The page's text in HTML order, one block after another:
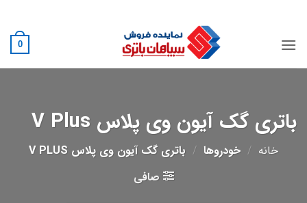
content
0
باتری گک آیون وی پلاس V Plus
خانه / خودروها / باتری گک آیون وی پلاس V PLUS
صافی